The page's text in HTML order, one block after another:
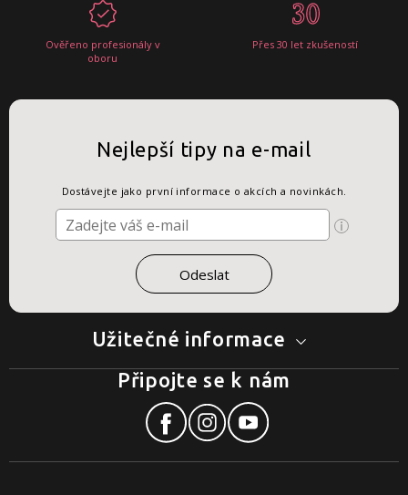
Ověřeno profesionály v
oboru
Přes 30 let zkušeností
Užitečné informace
Nejlepší tipy na e-mail
Dostávejte jako první informace o akcích a novinkách.
Připojte se k nám